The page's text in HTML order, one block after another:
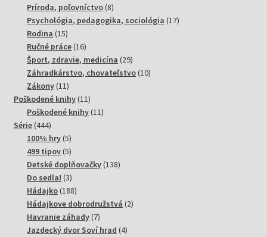
Príroda, poľovníctvo 88
produktov
Psychológia, pedagogika, sociológia 1717
Rodina 1515
produktov
Ručné práce 1616
produktov
Šport, zdravie, medicína 2929
produktov
Záhradkárstvo, chovateľstvo 1010
Zákony 1111
produktov
Poškodené knihy 1111
produktov
Poškodené knihy 1111
Série 444444
produktov
100% hry 55
produktov
499 tipov 55
produktov
Detské doplňovačky 138138
Do sedla! 33
produkty
Hádajko 188188
produktov
Hádajkove dobrodružstvá 22
Havranie záhady 77
produktov
Jazdecký dvor Soví hrad 44